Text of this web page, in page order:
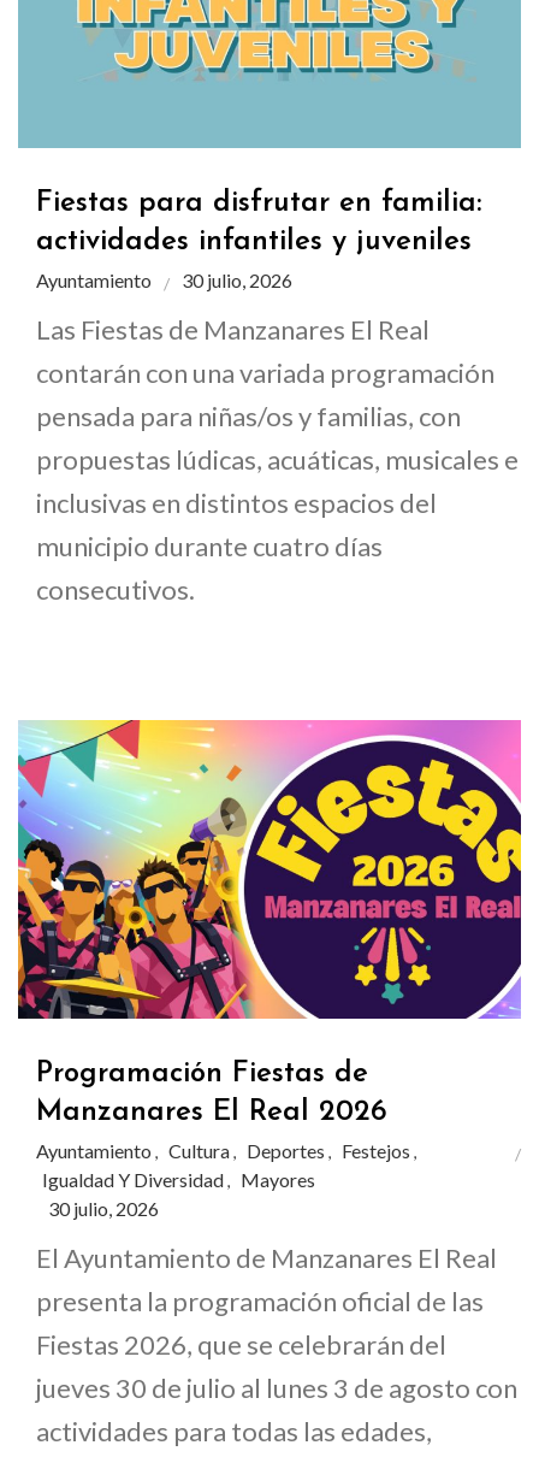
Fiestas para disfrutar en familia:
actividades infantiles y juveniles
Ayuntamiento 30 julio, 2026
Las Fiestas de Manzanares El Real
contarán con una variada programación
pensada para niñas/os y familias, con
propuestas lúdicas, acuáticas, musicales e
inclusivas en distintos espacios del
municipio durante cuatro días
consecutivos.
Programación Fiestas de
Manzanares El Real 2026
Ayuntamiento , Cultura, Deportes , Festejos ,
Igualdad Y Diversidad, Mayores
30 julio, 2026
El Ayuntamiento de Manzanares El Real
presenta la programación oficial de las
Fiestas 2026, que se celebrarán del
jueves 30 de julio al lunes 3 de agosto con
actividades para todas las edades,